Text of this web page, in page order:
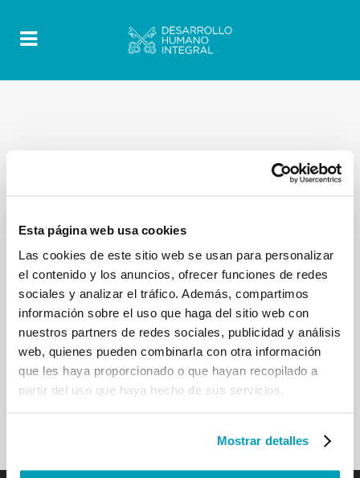
Esta página web usa cookies
Las cookies de este sitio web se usan para personalizar
el contenido y los anuncios, ofrecer funciones de redes
sociales y analizar el tráfico. Además, compartimos
información sobre el uso que haga del sitio web con
nuestros partners de redes sociales, publicidad y análisis
web, quienes pueden combinarla con otra información
que les haya proporcionado o que hayan recopilado a
partir del uso que haya hecho de sus servicios.
Mostrar detalles